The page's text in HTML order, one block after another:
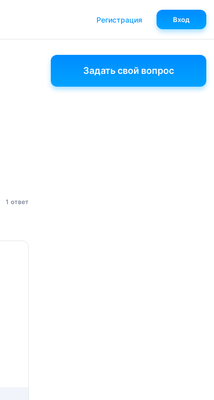
1 ответ
Задать свой вопрос
Регистрация Вход